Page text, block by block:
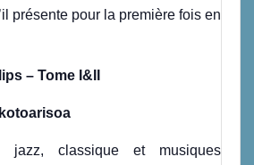
présente pour la première fois en
– Tome I&II
jazz, classique et musiques